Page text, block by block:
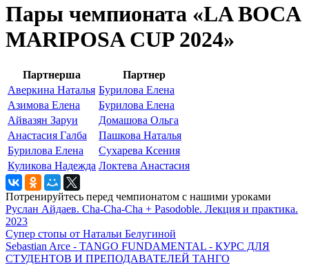
Пары чемпионата «LA BOCA
MARIPOSA CUP 2024»
Партнерша
Партнер
Аверкина Наталья Бурилова Елена
Азимова Елена
Бурилова Елена
Айвазян Заруи
Домашова Ольга
Анастасия Галба
Пашкова Наталья
Бурилова Елена
Сухарева Ксения
Куликова Надежда Локтева Анастасия
Потренируйтесь перед чемпионатом с нашими уроками
Руслан Айдаев. Cha-Cha-Cha + Pasodoble. Лекция и практика.
2023
Супер стопы от Натальи Белугиной
Sebastian Arce - TANGO FUNDAMENTAL - КУРС ДЛЯ
СТУДЕНТОВ И ПРЕПОДАВАТЕЛЕЙ ТАНГО